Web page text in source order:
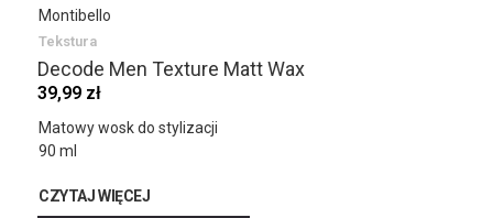
Montibello
Tekstura
Decode Men Texture Matt Wax
39,99 zł
Matowy wosk do stylizacji
90 ml
CZYTAJ WIĘCEJ